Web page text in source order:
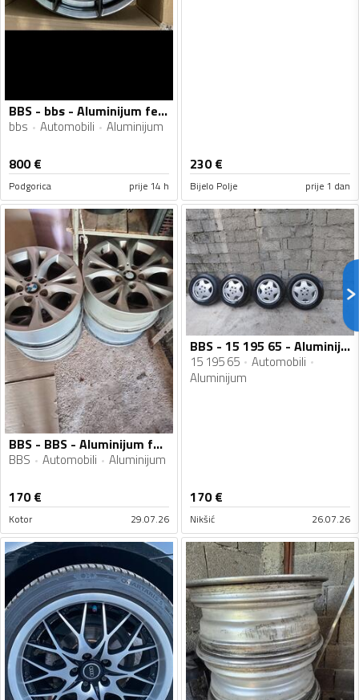
BBS - bbs - Aluminijum felne
bbs Automobili Aluminijum
800€
Podgorica prije 14 h
230€
Bijelo Polje prije 1 dan
BBS - BBS - Aluminijum felne
BBS Automobili Aluminijum
170€
Kotor 29.07.26
BBS - 15 195 65 - Aluminijum felne
15 195 65
Automobili
Aluminijum
170€
Nikšić 26.07.26